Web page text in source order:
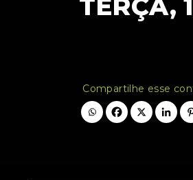
TERÇA,
Compartilhe esse